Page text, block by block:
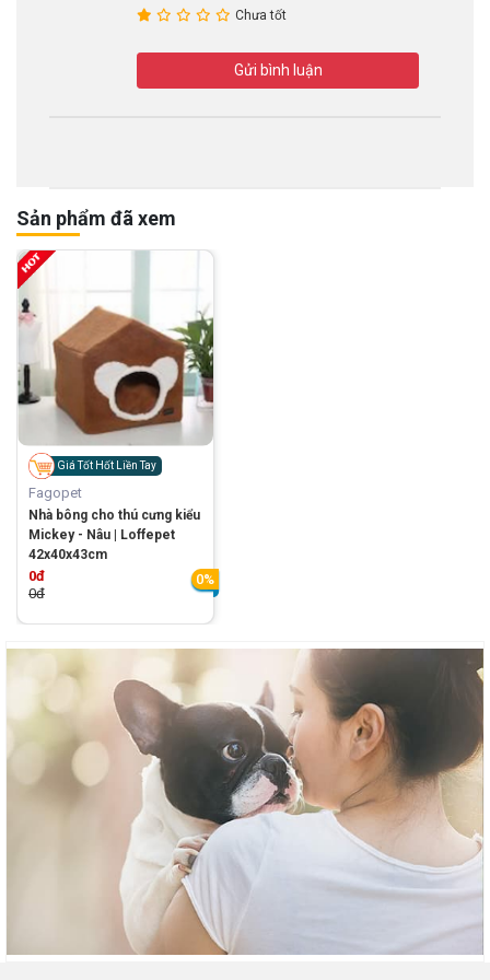
Chưa tốt
Gửi bình luận
Sản phẩm đã xem
Giá Tốt Hốt Liền Tay
Fagopet
Nhà bông cho thú cưng kiểu
Mickey - Nâu | Loffepet
42x40x43cm
0đ
0đ
0%